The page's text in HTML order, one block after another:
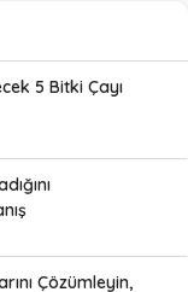
5 Bitki Çayı
Çözümleyin,